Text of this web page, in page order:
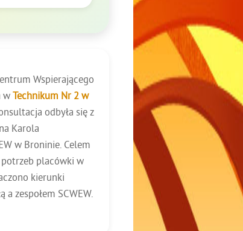
Wspierającego
wTechnikum Nr 2 w
odbyła się z
Karola
w Broninie. Celem
potrzeb placówki w
kierunki
zespołem SCWEW.